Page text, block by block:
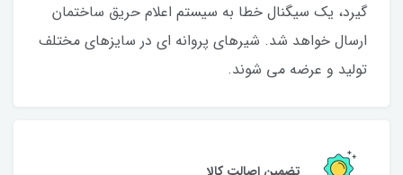
گیرد، یک سیگنال خطا به سیستم اعلام حریق ساختمان
ارسال خواهد شد. شیرهای پروانه ای در سایزهای مختلف
تولید و عرضه می شوند.